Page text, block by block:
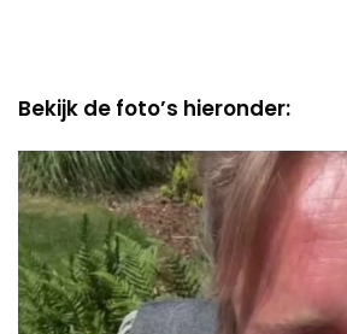
Bekijk de foto’s hieronder: